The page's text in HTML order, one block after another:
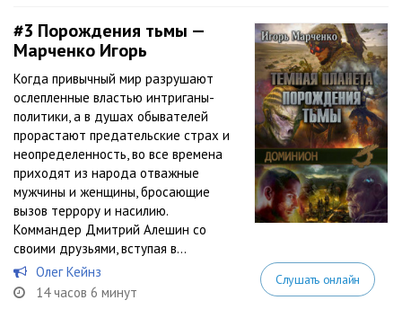
#3 Порождения тьмы —
Марченко Игорь
Когда привычный мир разрушают
ослепленные властью интриганы-
политики, а в душах обывателей
прорастают предательские страх и
неопределенность, во все времена
приходят из народа отважные
мужчины и женщины, бросающие
вызов террору и насилию.
Коммандер Дмитрий Алешин со
своими друзьями, вступая в...
Олег Кейнз
14 часов 6 минут
Слушать онлайн